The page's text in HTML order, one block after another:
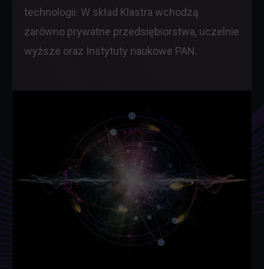
technologii. W skład Klastra wchodzą
zarówno prywatne przedsiębiorstwa, uczelnie
wyższe oraz Instytuty naukowe PAN.